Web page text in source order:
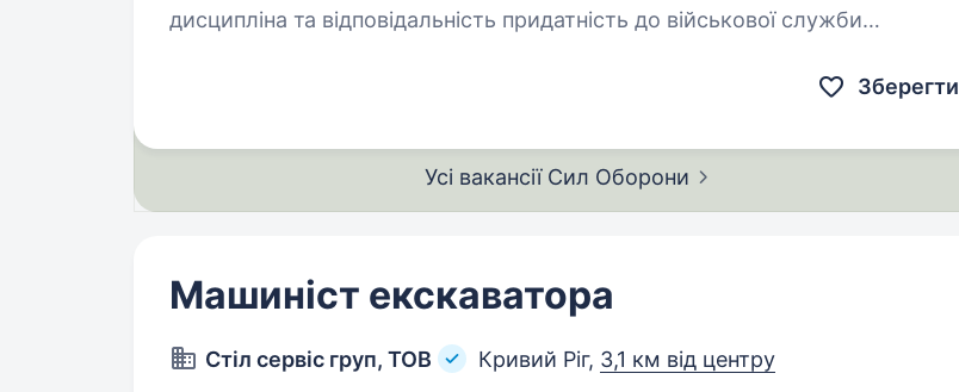
дисципліна та відповідальність придатність до військової служби
Зберегти
Усі вакансії Сил Оборони
Машиніст екскаватора
Стіл сервіс груп, ТОВ Кривий Ріг, 3,1 км від центру